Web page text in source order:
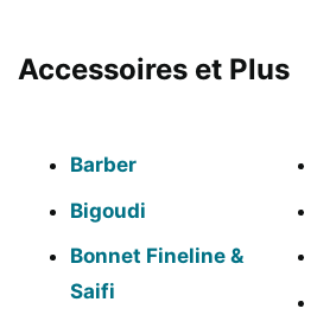
Accessoires et Plus
Barber
Bigoudi
Bonnet Fineline &
Saifi